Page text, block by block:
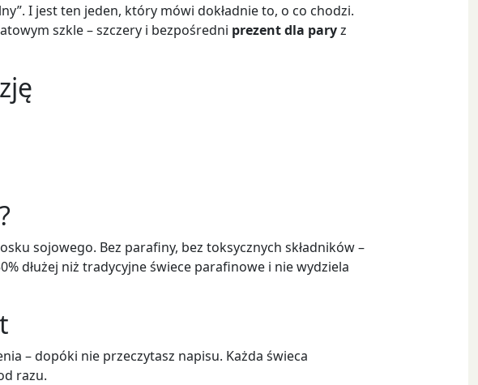
I jest ten jeden, który mówi dokładnie to, o co chodzi.
szkle – szczery i bezpośredni prezent dla paryz
sojowego. Bez parafiny, bez toksycznych składników –
dłużej niż tradycyjne świece parafinowe i nie wydziela
– dopóki nie przeczytasz napisu. Każda świeca
razu.